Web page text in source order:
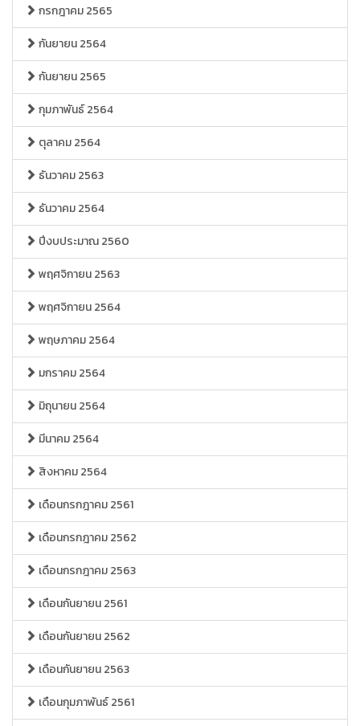
กรกฎาคม 2565
กันยายน 2564
กันยายน 2565
กุมภาพันธ์ 2564
ตุลาคม 2564
ธันวาคม 2563
ธันวาคม 2564
ปีงบประมาณ 2560
พฤศจิกายน 2563
พฤศจิกายน 2564
พฤษภาคม 2564
มกราคม 2564
มิถุนายน 2564
มีนาคม 2564
สิงหาคม 2564
เดือนกรกฎาคม 2561
เดือนกรกฎาคม 2562
เดือนกรกฎาคม 2563
เดือนกันยายน 2561
เดือนกันยายน 2562
เดือนกันยายน 2563
เดือนกุมภาพันธ์ 2561